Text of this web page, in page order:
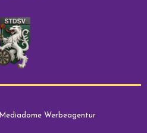
Mediadome Werbeagentur